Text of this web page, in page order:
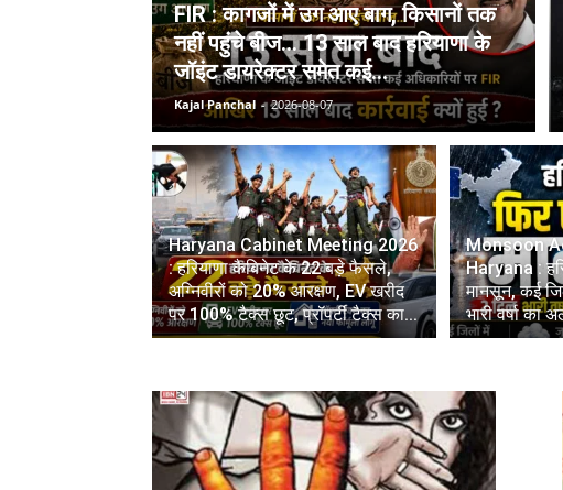
FIR : कागजों में उग आए बाग, किसानों तक
नहीं पहुंचे बीज… 13 साल बाद हरियाणा के
जॉइंट डायरेक्टर समेत कई...
Kajal Panchal - 2026-08-07
Haryana Cabinet Meeting 2026
: हरियाणा कैबिनेट के 22 बड़े फैसले,
अग्निवीरों को 20% आरक्षण, EV खरीद
पर 100% टैक्स छूट, प्रॉपर्टी टैक्स का...
Monsoon
Haryana :
मानसून, कई
भारी वर्षा का